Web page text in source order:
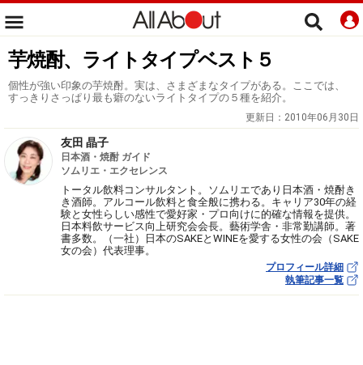
芋焼酎、ライトタイプベスト５
個性が強い印象の芋焼酎。実は、さまざまなタイプがある。ここでは、
すっきりさっぱり最も癖のないライトタイプの５種を紹介。
更新日： 2010年06月30日
友田 晶子
日本酒・焼酎 ガイド
ソムリエ・エクセレンス
トータル飲料コンサルタント。ソムリエであり日本酒・焼酎き
き酒師。アルコール飲料と食全般に携わる。キャリア30年の経
験と女性らしい感性で愛好家・プロ向けに的確な情報を提供。
日本料飲サービス向上研究会会長。藝術学舎・非常勤講師。著
書多数。（一社）日本のSAKEとWINEを愛する女性の会（SAKE
女の会）代表理事。
プロフィール詳細
執筆記事一覧